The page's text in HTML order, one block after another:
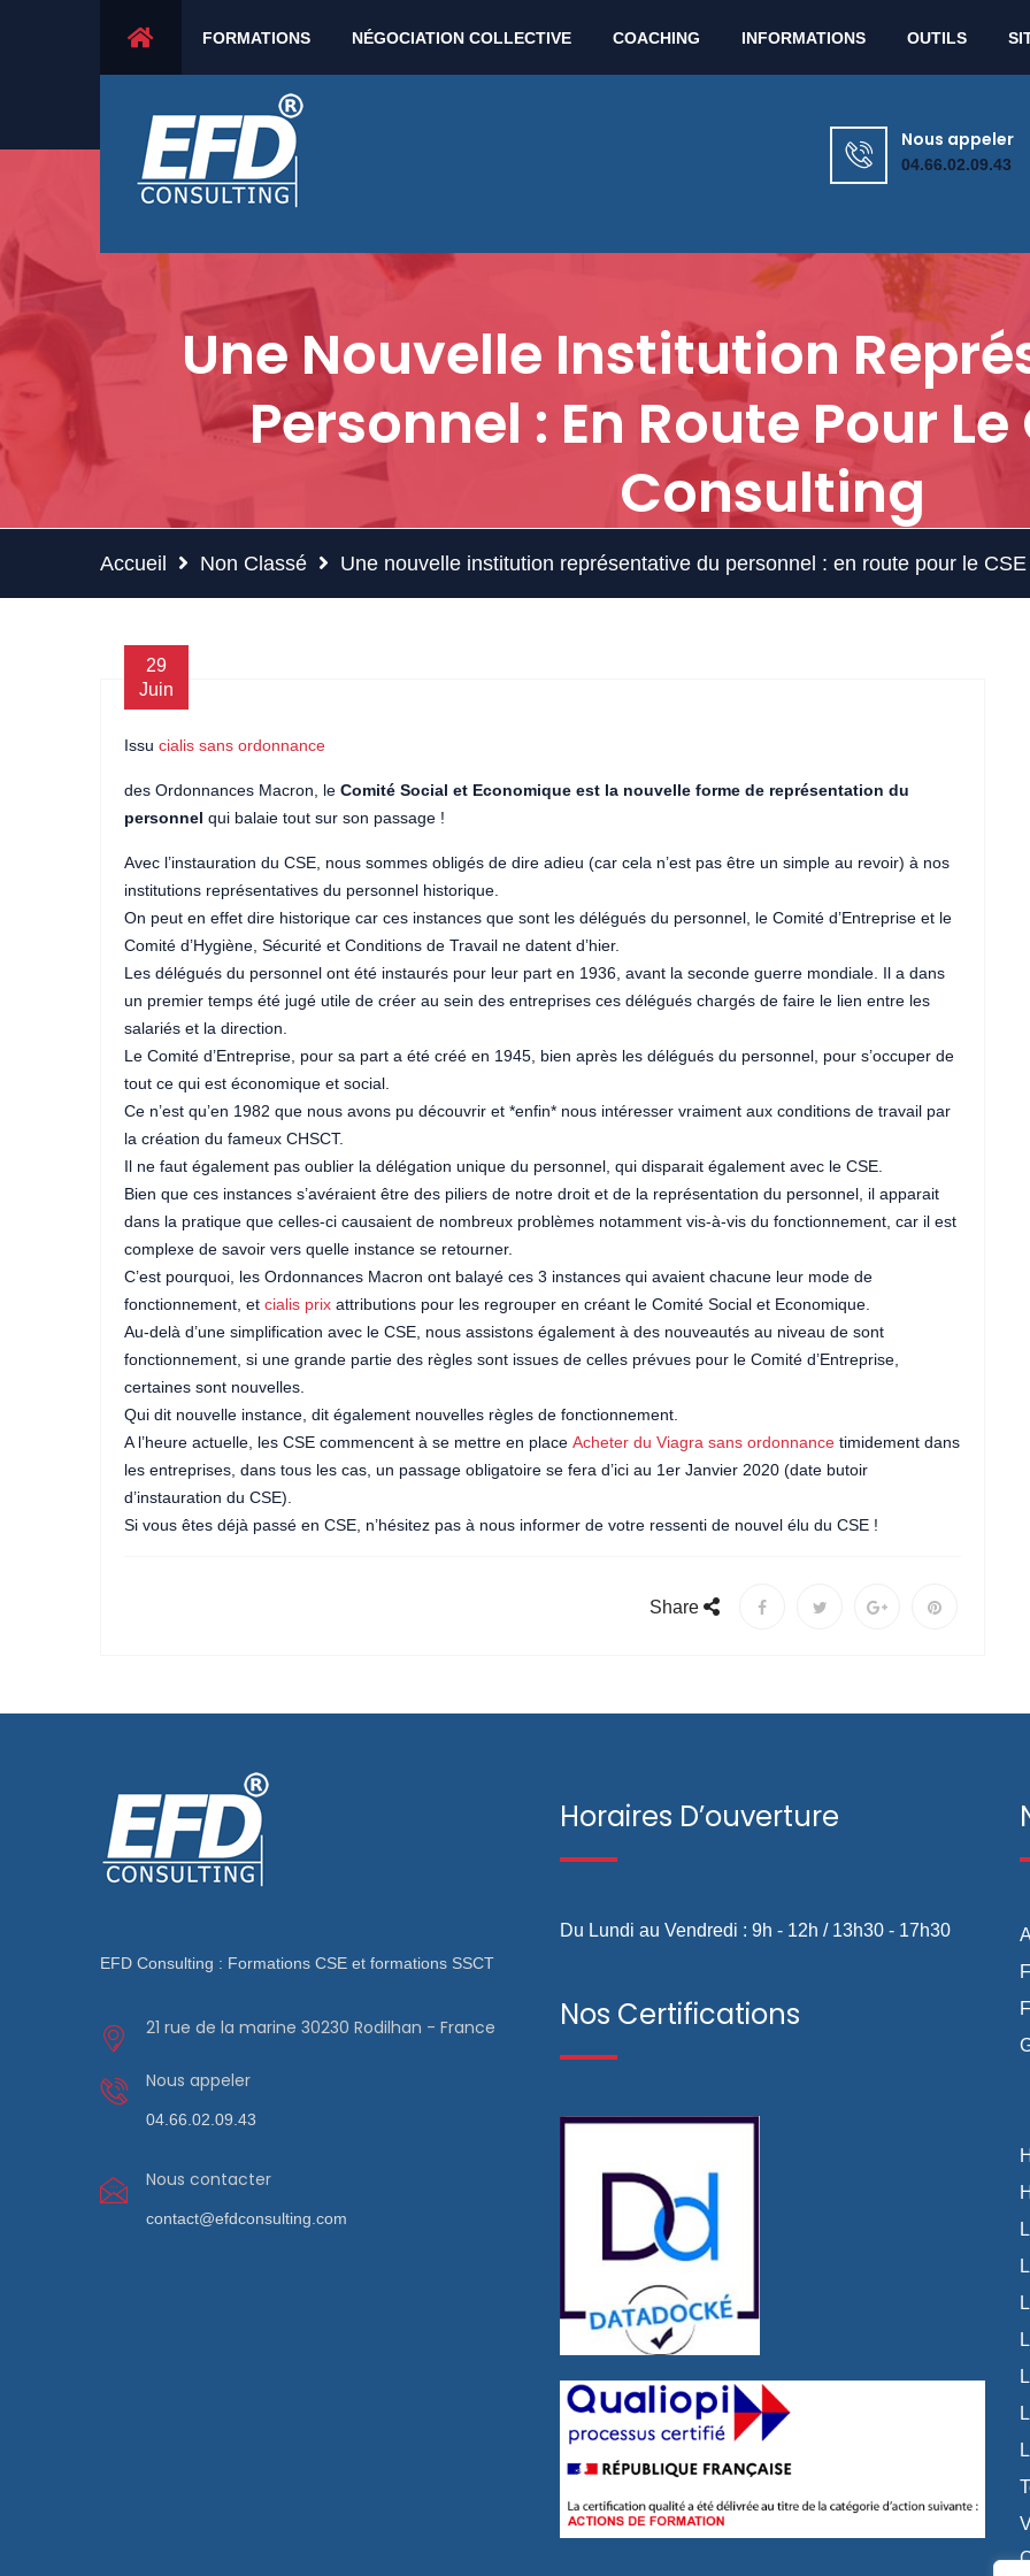
21 rue de la marine - 30230 Rodilhan - France Lun - Ven : 9h00 - 12h00 / 13h30 - 17h30
Nous appeler
04.66.02.09.43
FORMATIONS NÉGOCIATION COLLECTIVE COACHING INFORMATIONS OUTILS
Une Nouvelle Institution
Personnel : En Route Pour Le
Consulting
Accueil Non Classé Une nouvelle institution représentative du personnel : en route pour le
29
Juin
Issu cialis sans ordonnance
des Ordonnances Macron, le Comité Social et Economique est la nouvelle forme de représentation du
personnel qui balaie tout sur son passage !
Avec l’instauration du CSE, nous sommes obligés de dire adieu (car cela n’est pas être un simple au revoir) à nos
institutions représentatives du personnel historique.
On peut en effet dire historique car ces instances que sont les délégués du personnel, le Comité d’Entreprise et le
Comité d’Hygiène, Sécurité et Conditions de Travail ne datent d’hier.
Les délégués du personnel ont été instaurés pour leur part en 1936, avant la seconde guerre mondiale. Il a dans
un premier temps été jugé utile de créer au sein des entreprises ces délégués chargés de faire le lien entre les
salariés et la direction.
Le Comité d’Entreprise, pour sa part a été créé en 1945, bien après les délégués du personnel, pour s’occuper de
tout ce qui est économique et social.
Ce n’est qu’en 1982 que nous avons pu découvrir et *enfin* nous intéresser vraiment aux conditions de travail par
la création du fameux CHSCT.
Il ne faut également pas oublier la délégation unique du personnel, qui disparait également avec le CSE.
Bien que ces instances s’avéraient être des piliers de notre droit et de la représentation du personnel, il apparait
dans la pratique que celles-ci causaient de nombreux problèmes notamment vis-à-vis du fonctionnement, car il est
complexe de savoir vers quelle instance se retourner.
C’est pourquoi, les Ordonnances Macron ont balayé ces 3 instances qui avaient chacune leur mode de
fonctionnement, et cialis prix attributions pour les regrouper en créant le Comité Social et Economique.
Au-delà d’une simplification avec le CSE, nous assistons également à des nouveautés au niveau de sont
fonctionnement, si une grande partie des règles sont issues de celles prévues pour le Comité d’Entreprise,
certaines sont nouvelles.
Qui dit nouvelle instance, dit également nouvelles règles de fonctionnement.
A l’heure actuelle, les CSE commencent à se mettre en place Acheter du Viagra sans ordonnance timidement dans
les entreprises, dans tous les cas, un passage obligatoire se fera d’ici au 1er Janvier 2020 (date butoir
d’instauration du CSE).
Si vous êtes déjà passé en CSE, n’hésitez pas à nous informer de votre ressenti de nouvel élu du CSE !
Share
EFD Consulting : Formations CSE et formations SSCT
21 rue de la marine 30230 Rodilhan - France
Nous appeler
04.66.02.09.43
Nous contacter
contact@efdconsulting.com
Horaires D’ouverture
Du Lundi au Vendredi : 9h - 12h / 13h30 - 17h30
Nos Certifications